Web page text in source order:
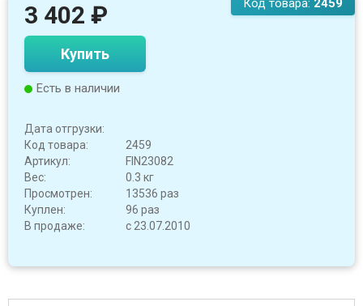
Код товара: 2459
3 402 ₽
Купить
Есть в наличии
Дата отгрузки:
Код товара:
2459
Артикул:
FIN23082
Вес:
0.3 кг
Просмотрен:
13536 раз
Куплен:
96 раз
В продаже:
с 23.07.2010